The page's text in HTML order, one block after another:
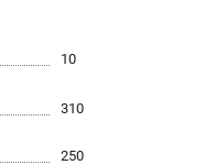
10
310
250